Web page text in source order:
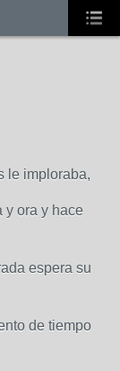
le imploraba,
ora y hace
espera su
de tiempo